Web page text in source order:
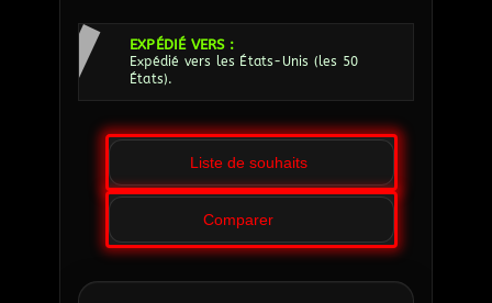
EXPÉDIÉ VERS :
Expédié vers les États-Unis (les 50
États).
Liste de souhaits
Comparer